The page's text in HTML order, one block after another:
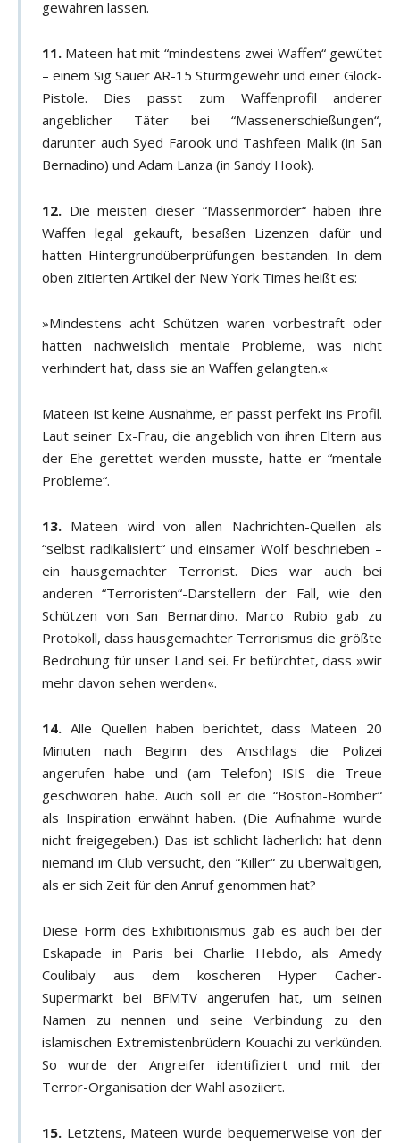
gewähren lassen.
11. Mateen hat mit “mindestens zwei Waffen“ gewütet
– einem Sig Sauer AR-15 Sturmgewehr und einer Glock-
Pistole. Dies passt zum Waffenprofil anderer
angeblicher Täter bei “Massenerschießungen“,
darunter auch Syed Farook und Tashfeen Malik (in San
Bernadino) und Adam Lanza (in Sandy Hook).
12. Die meisten dieser “Massenmörder“ haben ihre
Waffen legal gekauft, besaßen Lizenzen dafür und
hatten Hintergrundüberprüfungen bestanden. In dem
oben zitierten Artikel der New York Times heißt es:
»Mindestens acht Schützen waren vorbestraft oder
hatten nachweislich mentale Probleme, was nicht
verhindert hat, dass sie an Waffen gelangten.«
Mateen ist keine Ausnahme, er passt perfekt ins Profil.
Laut seiner Ex-Frau, die angeblich von ihren Eltern aus
der Ehe gerettet werden musste, hatte er “mentale
Probleme“.
13. Mateen wird von allen Nachrichten-Quellen als
“selbst radikalisiert“ und einsamer Wolf beschrieben –
ein hausgemachter Terrorist. Dies war auch bei
anderen “Terroristen“-Darstellern der Fall, wie den
Schützen von San Bernardino. Marco Rubio gab zu
Protokoll, dass hausgemachter Terrorismus die größte
Bedrohung für unser Land sei. Er befürchtet, dass »wir
mehr davon sehen werden«.
14. Alle Quellen haben berichtet, dass Mateen 20
Minuten nach Beginn des Anschlags die Polizei
angerufen habe und (am Telefon) ISIS die Treue
geschworen habe. Auch soll er die “Boston-Bomber“
als Inspiration erwähnt haben. (Die Aufnahme wurde
nicht freigegeben.) Das ist schlicht lächerlich: hat denn
niemand im Club versucht, den “Killer“ zu überwältigen,
als er sich Zeit für den Anruf genommen hat?
Diese Form des Exhibitionismus gab es auch bei der
Eskapade in Paris bei Charlie Hebdo, als Amedy
Coulibaly aus dem koscheren Hyper Cacher-
Supermarkt bei BFMTV angerufen hat, um seinen
Namen zu nennen und seine Verbindung zu den
islamischen Extremistenbrüdern Kouachi zu verkünden.
So wurde der Angreifer identifiziert und mit der
Terror-Organisation der Wahl asoziiert.
15. Letztens, Mateen wurde bequemerweise von der